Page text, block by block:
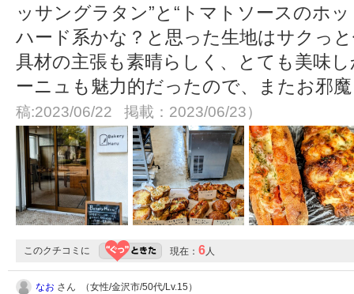
ッサングラタン”と“トマトソースのホ
ハード系かな？と思った生地はサクっ
具材の主張も素晴らしく、とても美味
ーニュも魅力的だったので、またお邪
稿:2023/06/22 掲載：2023/06/23）
このクチコミに 現在： 6人
なお さん （女性/金沢市/50代/Lv.15）